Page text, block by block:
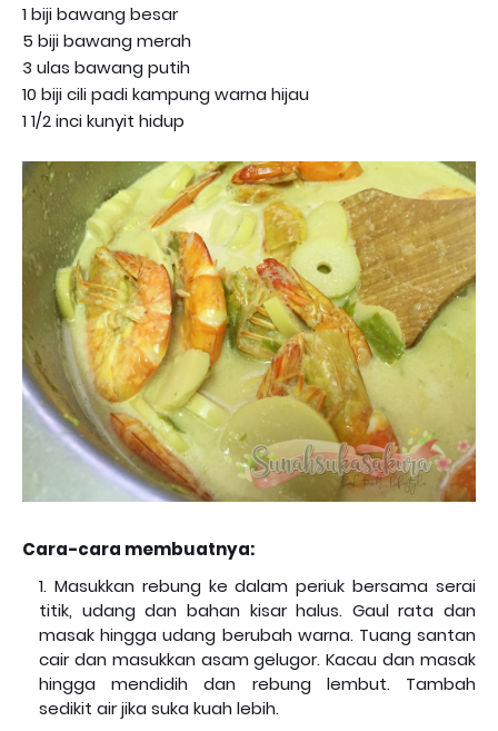
1 biji bawang besar
5 biji bawang merah
3 ulas bawang putih
10 biji cili padi kampung warna hijau
1 1/2 inci kunyit hidup
Cara-cara membuatnya:
Masukkan rebung ke dalam periuk bersama serai
titik, udang dan bahan kisar halus. Gaul rata dan
masak hingga udang berubah warna. Tuang santan
cair dan masukkan asam gelugor. Kacau dan masak
hingga mendidih dan rebung lembut. Tambah
sedikit air jika suka kuah lebih.